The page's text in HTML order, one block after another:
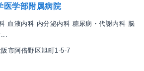
医学部附属病院
血液内科 内分泌内科 糖尿病・代謝内科 脳
市阿倍野区旭町1-5-7